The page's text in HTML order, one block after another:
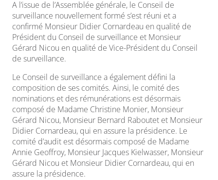
A l’issue de l’Assemblée générale, le Conseil de
surveillance nouvellement formé s’est réuni et a
confirmé Monsieur Didier Cornardeau en qualité de
Président du Conseil de surveillance et Monsieur
Gérard Nicou en qualité de Vice-Président du Conseil
de surveillance.
Le Conseil de surveillance a également défini la
composition de ses comités. Ainsi, le comité des
nominations et des rémunérations est désormais
composé de Madame Christine Monier, Monsieur
Gérard Nicou, Monsieur Bernard Raboutet et Monsieur
Didier Cornardeau, qui en assure la présidence. Le
comité d’audit est désormais composé de Madame
Annie Geoffroy, Monsieur Jacques Kielwasser, Monsieur
Gérard Nicou et Monsieur Didier Cornardeau, qui en
assure la présidence.